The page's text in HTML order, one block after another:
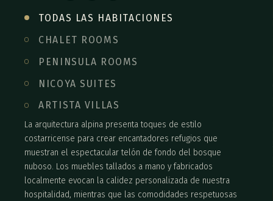
TODAS LAS HABITACIONES
CHALET ROOMS
PENINSULA ROOMS
NICOYA SUITES
ARTISTA VILLAS
La arquitectura alpina presenta toques de estilo
costarricense para crear encantadores refugios que
muestran el espectacular telón de fondo del bosque
nuboso. Los muebles tallados a mano y fabricados
localmente evocan la calidez personalizada de nuestra
hospitalidad, mientras que las comodidades respetuosas